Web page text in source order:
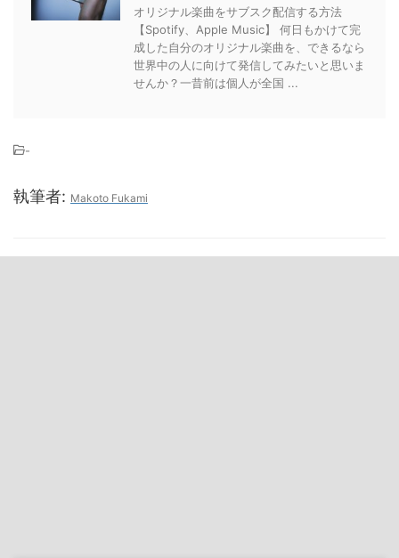
オリジナル楽曲をサブスク配信する方法
【Spotify、Apple Music】 何日もかけて完
成した自分のオリジナル楽曲を、できるなら
世界中の人に向けて発信してみたいと思いま
せんか？一昔前は個人が全国 ...
-
執筆者: Makoto Fukami